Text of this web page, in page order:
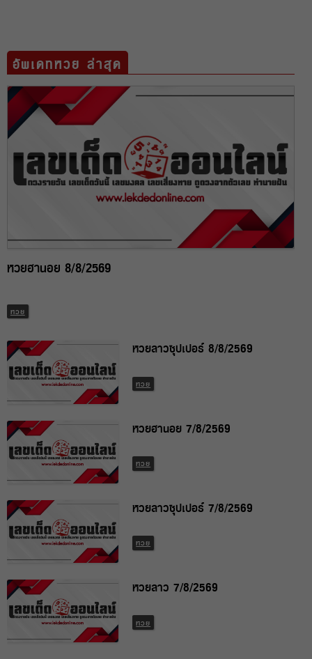
อัพเดทหวย ล่าสุด
หวยฮานอย 8/8/2569
หวย
หวยลาวซุปเปอร์ 8/8/2569
หวย
หวยฮานอย 7/8/2569
หวย
หวยลาวซุปเปอร์ 7/8/2569
หวย
หวยลาว 7/8/2569
หวย